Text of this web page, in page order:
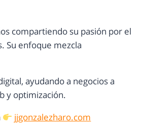
compartiendo su pasión por el
Su enfoque mezcla
ayudando a negocios a
y optimización.
jjgonzalezharo.com